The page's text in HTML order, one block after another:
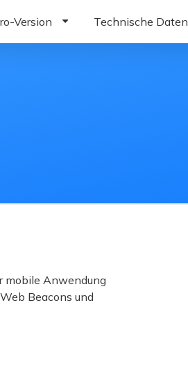
Version Technische Daten
mobile Anwendung
Beacons und